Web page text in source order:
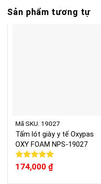
Sản phẩm tương tự
Mã SKU: 19027
Tấm lót giày y tế Oxypas
OXY FOAM NPS-19027
Được xếp
hạng
174,000 ₫